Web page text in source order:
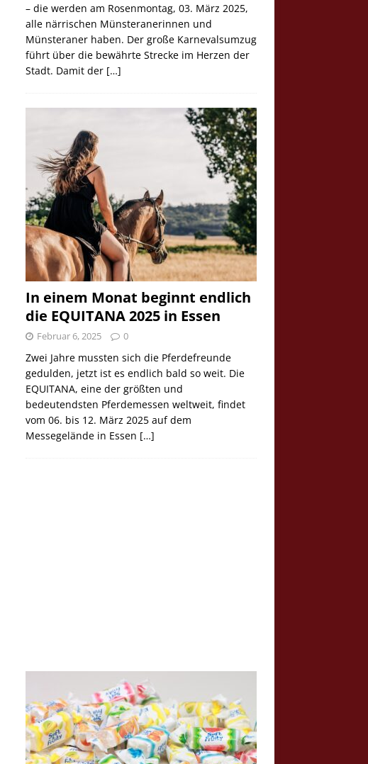
– die werden am Rosenmontag, 03. März 2025,
alle närrischen Münsteranerinnen und
Münsteraner haben. Der große Karnevalsumzug
führt über die bewährte Strecke im Herzen der
Stadt. Damit der […]
In einem Monat beginnt endlich
die EQUITANA 2025 in Essen
Februar 6, 2025 0
Zwei Jahre mussten sich die Pferdefreunde
gedulden, jetzt ist es endlich bald so weit. Die
EQUITANA, eine der größten und
bedeutendsten Pferdemessen weltweit, findet
vom 06. bis 12. März 2025 auf dem
Messegelände in Essen […]